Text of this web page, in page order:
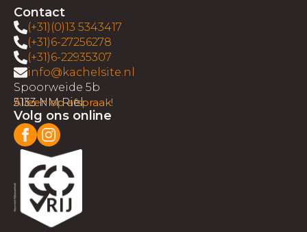
Contact
(+31)(0)13 5343417
(+31)6-27256278
(+31)6-22935307
info@kachelsite.nl
Spoorweide 5b
5133 NM Riel
Alleen op afspraak!
Volg ons online